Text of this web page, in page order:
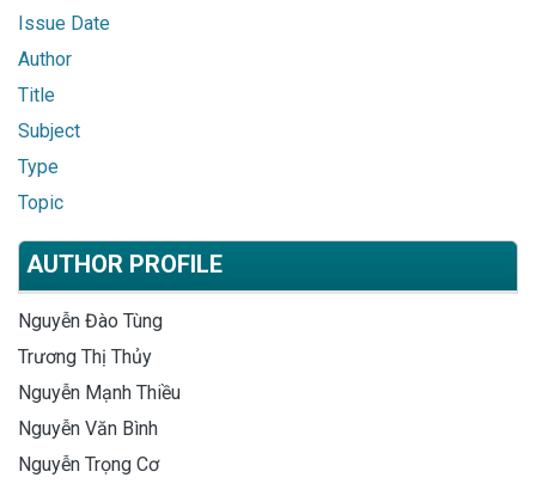
Issue Date
Author
Title
Subject
Type
Topic
AUTHOR PROFILE
Nguyễn Đào Tùng
Trương Thị Thủy
Nguyễn Mạnh Thiều
Nguyễn Văn Bình
Nguyễn Trọng Cơ